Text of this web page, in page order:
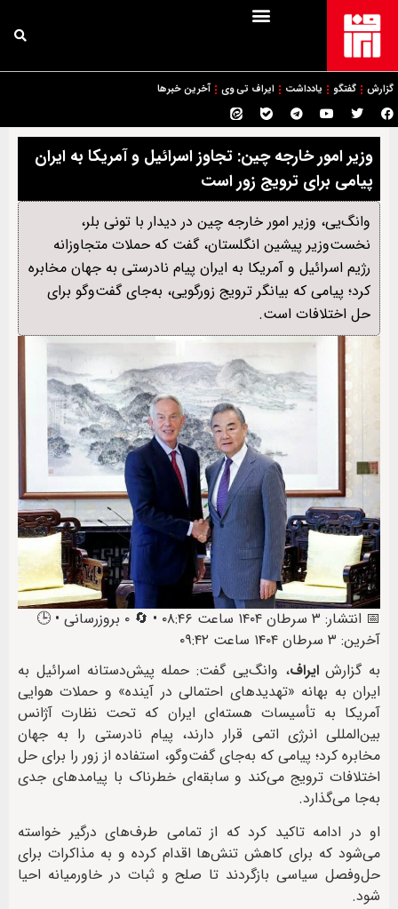
گزارش گفتگو یادداشت ایراف تی وی آخرین خبرها
وزیر امور خارجه چین: تجاوز اسرائیل و آمریکا به ایران
پیامی برای ترویج زور است
وانگ‌یی، وزیر امور خارجه چین در دیدار با تونی بلر،
نخست‌وزیر پیشین انگلستان، گفت که حملات متجاوزانه
رژیم اسرائیل و آمریکا به ایران پیام نادرستی به جهان مخابره
کرد؛ پیامی که بیانگر ترویج زورگویی، به‌جای گفت‌وگو برای
حل اختلافات است.
📅 انتشار: ۳ سرطان ۱۴۰۴ ساعت ۰۸:۴۶ • 🔄 ۰ بروزرسانی • 🕒
آخرین: ۳ سرطان ۱۴۰۴ ساعت ۰۹:۴۲
به گزارشایراف، وانگ‌یی گفت: حمله پیش‌دستانه اسرائیل به
ایران به بهانه «تهدیدهای احتمالی در آینده» و حملات هوایی
آمریکا به تأسیسات هسته‌ای ایران که تحت نظارت آژانس
بین‌المللی انرژی اتمی قرار دارند، پیام نادرستی را به جهان
مخابره کرد؛ پیامی که به‌جای گفت‌وگو، استفاده از زور را برای حل
اختلافات ترویج می‌کند و سابقه‌ای خطرناک با پیامدهای جدی
به‌جا می‌گذارد.
او در ادامه تاکید کرد که از تمامی طرف‌های درگیر خواسته
می‌شود که برای کاهش تنش‌ها اقدام کرده و به مذاکرات برای
حل‌وفصل سیاسی بازگردند تا صلح و ثبات در خاورمیانه احیا
شود.